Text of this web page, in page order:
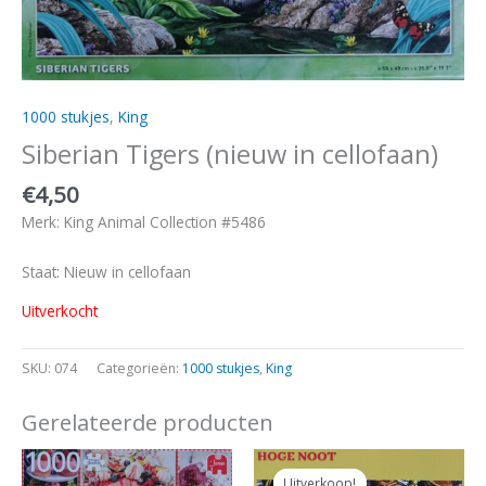
1000 stukjes, King
Siberian Tigers (nieuw in cellofaan)
€4,50
Merk: King Animal Collection #5486
Staat: Nieuw in cellofaan
Uitverkocht
SKU: 074 Categorieën: 1000 stukjes, King
Gerelateerde producten
Oorspronkelijke
prijs
prijs